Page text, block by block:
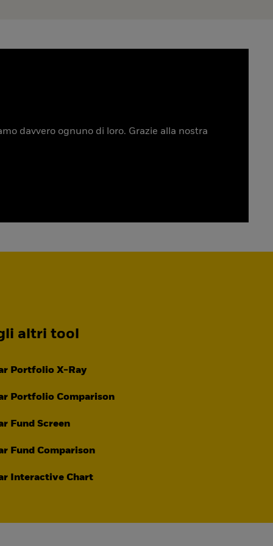
davvero ognuno di loro. Grazie alla nostra
altri tool
Portfolio X-Ray
Portfolio Comparison
Fund Screen
Fund Comparison
Interactive Chart